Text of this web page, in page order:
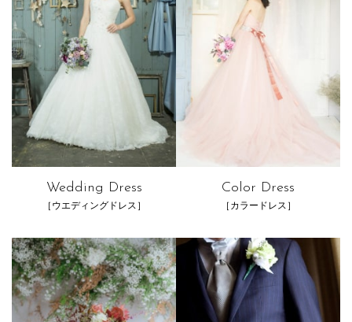
Wedding Dress
［ウエディングドレス］
Color Dress
［カラードレス］